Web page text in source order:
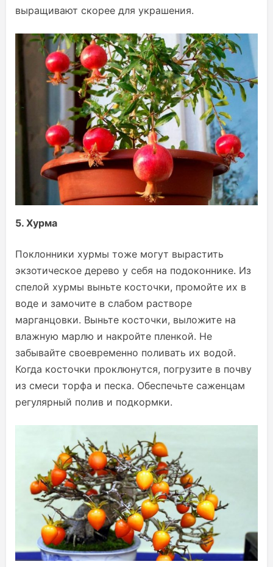
выращивают скорее для украшения.
5. Хурма
Поклонники хурмы тоже могут вырастить
экзотическое дерево у себя на подоконнике. Из
спелой хурмы выньте косточки, промойте их в
воде и замочите в слабом растворе
марганцовки. Выньте косточки, выложите на
влажную марлю и накройте пленкой. Не
забывайте своевременно поливать их водой.
Когда косточки проклюнутся, погрузите в почву
из смеси торфа и песка. Обеспечьте саженцам
регулярный полив и подкормки.